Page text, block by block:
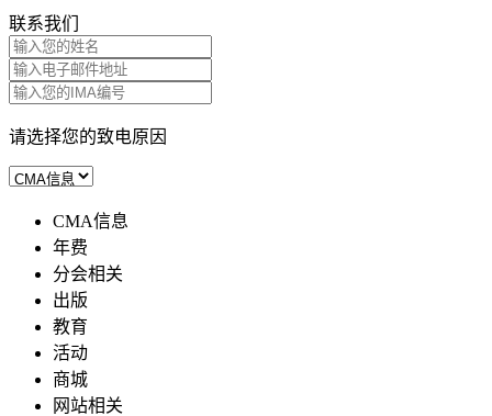
联系我们
请选择您的致电原因
CMA信息
年费
分会相关
出版
教育
活动
商城
网站相关